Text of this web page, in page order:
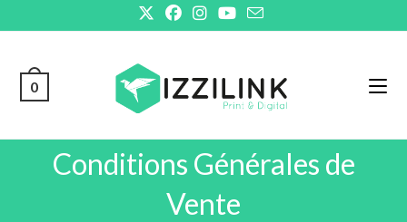
0
Conditions Générales de
Vente